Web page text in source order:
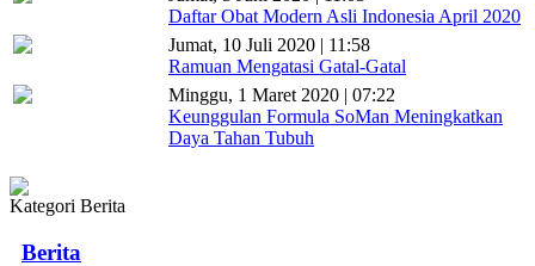
Daftar Obat Modern Asli Indonesia April 2020
Jumat, 10 Juli 2020 | 11:58
Ramuan Mengatasi Gatal-Gatal
Minggu, 1 Maret 2020 | 07:22
Keunggulan Formula SoMan Meningkatkan
Daya Tahan Tubuh
Kategori Berita
Berita